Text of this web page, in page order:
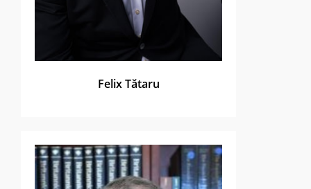
Felix Tătaru